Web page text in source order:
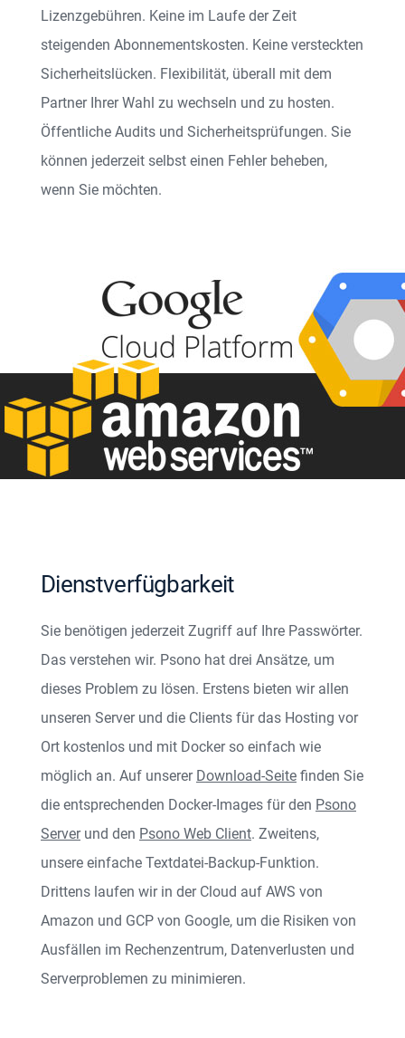
Lizenzgebühren. Keine im Laufe der Zeit
steigenden Abonnementskosten. Keine versteckten
Sicherheitslücken. Flexibilität, überall mit dem
Partner Ihrer Wahl zu wechseln und zu hosten.
Öffentliche Audits und Sicherheitsprüfungen. Sie
können jederzeit selbst einen Fehler beheben,
wenn Sie möchten.
Dienstverfügbarkeit
Sie benötigen jederzeit Zugriff auf Ihre Passwörter.
Das verstehen wir. Psono hat drei Ansätze, um
dieses Problem zu lösen. Erstens bieten wir allen
unseren Server und die Clients für das Hosting vor
Ort kostenlos und mit Docker so einfach wie
möglich an. Auf unserer Download-Seite finden Sie
die entsprechenden Docker-Images für den Psono
Serverund den Psono Web Client. Zweitens,
unsere einfache Textdatei-Backup-Funktion.
Drittens laufen wir in der Cloud auf AWS von
Amazon und GCP von Google, um die Risiken von
Ausfällen im Rechenzentrum, Datenverlusten und
Serverproblemen zu minimieren.